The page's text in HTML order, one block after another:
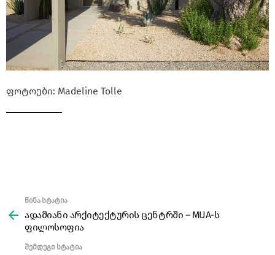
ფოტოები: Madeline Tolle
more
წინა სტატია
ადამიანი არქიტექტურის ცენტრში – MUA-ს
ფილოსოფია
შემდეგი სტატია